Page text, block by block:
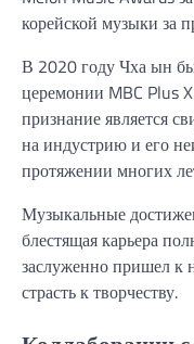
корейской музыки за
В 2020 году Чха ын
церемонии MBC Plus
признание является
на индустрию и его
протяжении многих
Музыкальные
блестящая карьера
заслуженно пришел к
страсть к творчеству.